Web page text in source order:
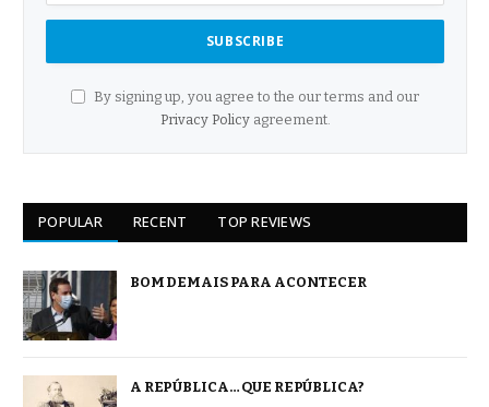
By signing up, you agree to the our terms and our
Privacy Policyagreement.
POPULAR RECENT TOP REVIEWS
BOM DEMAIS PARA ACONTECER
A REPÚBLICA… QUE REPÚBLICA?